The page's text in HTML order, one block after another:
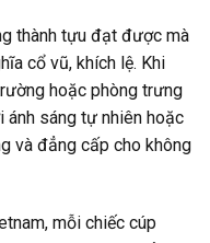
thành tựu đạt được mà
cổ vũ, khích lệ. Khi
hoặc phòng trưng
ánh sáng tự nhiên hoặc
và đẳng cấp cho không
mỗi chiếc cúp